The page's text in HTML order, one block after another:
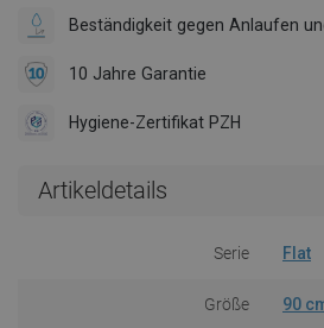
Beständigkeit gegen Anlaufen
10 Jahre Garantie
Hygiene-Zertifikat PZH
Artikeldetails
Serie Flat
Größe 90